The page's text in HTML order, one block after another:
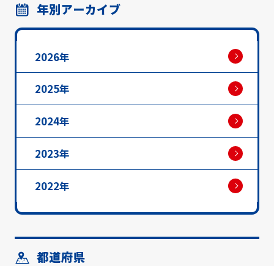
年別アーカイブ
2026年
2025年
2024年
2023年
2022年
都道府県